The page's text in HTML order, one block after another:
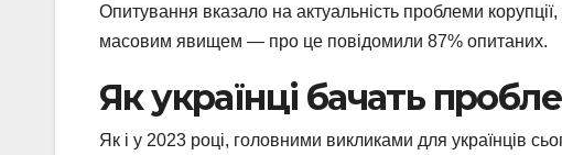
Опитування вказало на актуальність проблеми
масовим явищем — про це повідомили 87% опитаних.
Як українці бачать
Як і у 2023 році, головними викликами для українців